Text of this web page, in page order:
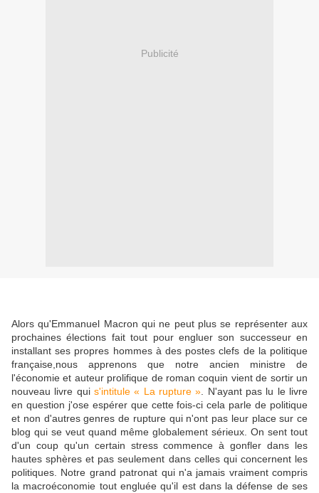
Publicité
Alors qu'Emmanuel Macron qui ne peut plus se représenter aux
prochaines élections fait tout pour engluer son successeur en
installant ses propres hommes à des postes clefs de la politique
française,nous apprenons que notre ancien ministre de
l'économie et auteur prolifique de roman coquin vient de sortir un
nouveau livre qui s'intitule « La rupture » . N'ayant pas lu le livre
en question j'ose espérer que cette fois-ci cela parle de politique
et non d'autres genres de rupture qui n'ont pas leur place sur ce
blog qui se veut quand même globalement sérieux. On sent tout
d'un coup qu'un certain stress commence à gonfler dans les
hautes sphères et pas seulement dans celles qui concernent les
politiques. Notre grand patronat qui n'a jamais vraiment compris
la macroéconomie tout engluée qu'il est dans la défense de ses